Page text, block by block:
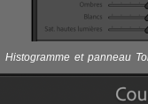
Histogramme et panneau